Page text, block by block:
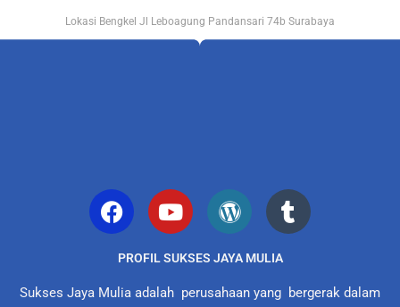
Lokasi Bengkel Jl Leboagung Pandansari 74b Surabaya
PROFIL SUKSES JAYA MULIA
Sukses Jaya Mulia adalah perusahaan yang bergerak dalam